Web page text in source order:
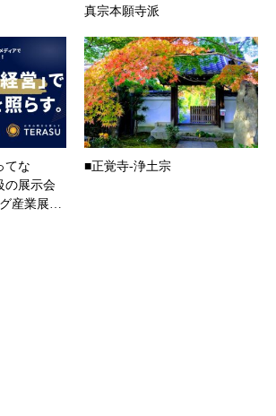
真宗本願寺派
てな
の展⽰会
グ産業展…
■正覚寺-浄土宗